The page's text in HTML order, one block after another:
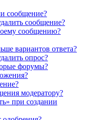
сообщение?
сообщение?
сообщению?
вариантов ответа?
опрос?
форумы?
модератору?
при создании